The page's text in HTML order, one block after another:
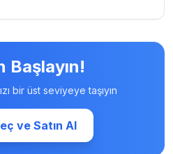
Başlayın!
bir üst seviyeye taşıyın
ve Satın Al